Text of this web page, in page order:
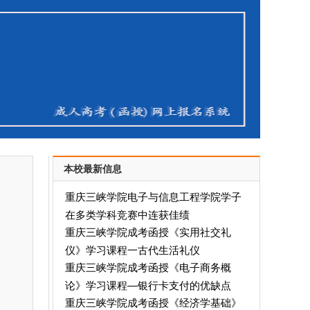
本校最新信息
重庆三峡学院电子与信息工程学院学子
在多类学科竞赛中连获佳绩​
重庆三峡学院成考函授《实用社交礼
仪》学习课程一古代生活礼仪
重庆三峡学院成考函授《电子商务概
论》学习课程—银行卡支付的优缺点
重庆三峡学院成考函授《经济学基础》